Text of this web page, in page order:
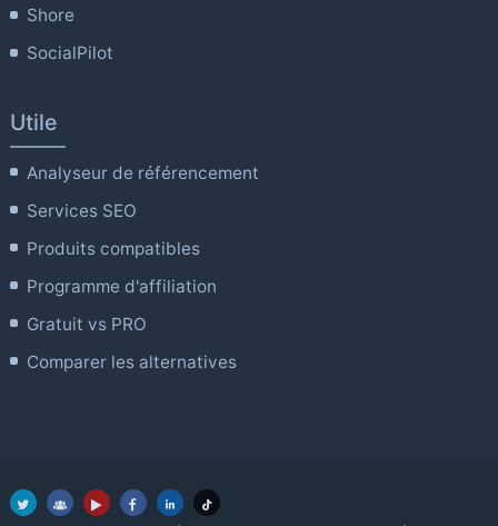
Shore
SocialPilot
Utile
Analyseur de référencement
Services SEO
Produits compatibles
Programme d'affiliation
Gratuit vs PRO
Comparer les alternatives